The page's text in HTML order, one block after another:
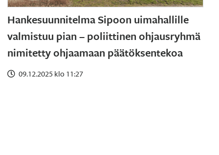
Hankesuunnitelma Sipoon uimahallille
valmistuu pian – poliittinen ohjausryhmä
nimitetty ohjaamaan päätöksentekoa
09.12.2025 klo 11:27